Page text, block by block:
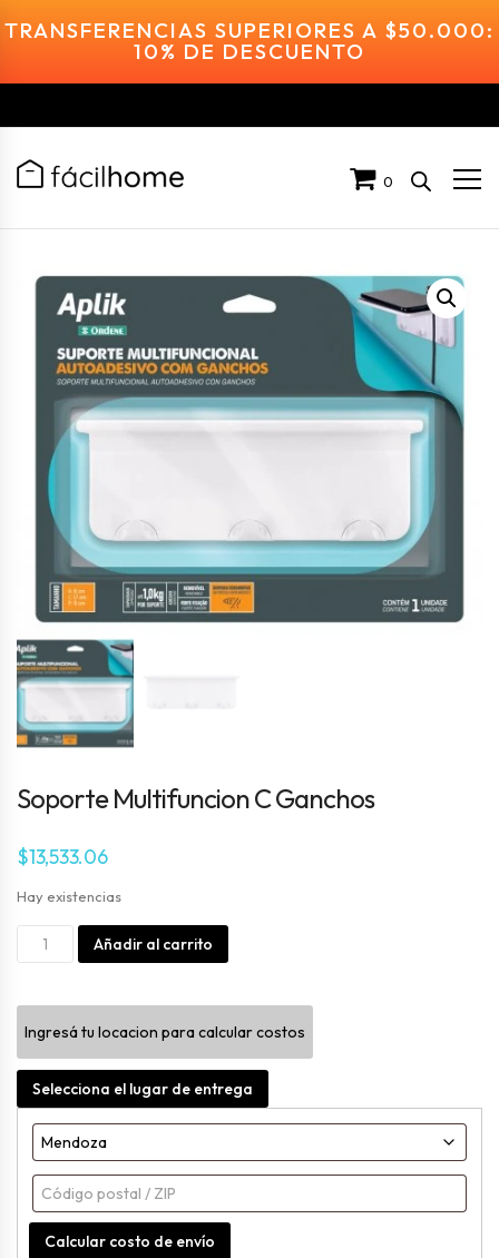
TRANSFERENCIAS SUPERIORES A $50.000:
10% DE DESCUENTO
0
Soporte Multifuncion C Ganchos
$13,533.06
Hay existencias
Soporte
C
Ganchos
cantidad
Añadir al carrito
Ingresá tu locacion para calcular costos
Selecciona el lugar de entrega
Calcular costo de envío